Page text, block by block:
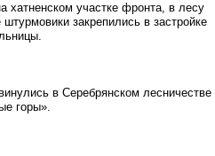
хатненском участке фронта, в лесу
закрепились в застройке
в Серебрянском лесничестве
горы».